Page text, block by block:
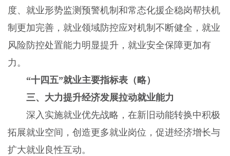
度、就业形势监测预警机制和常态化援企稳岗帮扶机
制更加完善，就业领域防控应对机制不断健全，就业
风险防控处置能力明显提升，就业安全保障更加有
力。
“十四五”就业主要指标表（略）
三、大力提升经济发展拉动就业能力
深入实施就业优先战略，在新旧动能转换中积极
拓展就业空间，创造更多就业岗位，促进经济增长与
扩大就业良性互动。